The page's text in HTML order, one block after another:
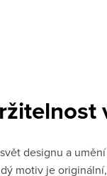
designu a
motiv je